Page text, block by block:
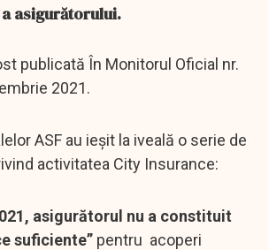
asigurătorului.
publicată În Monitorul Oficial nr.
2021.
ASF au ieșit la iveală o serie de
activitatea City Insurance:
asigurătorul nu a constituit
suficiente” pentru acoperi